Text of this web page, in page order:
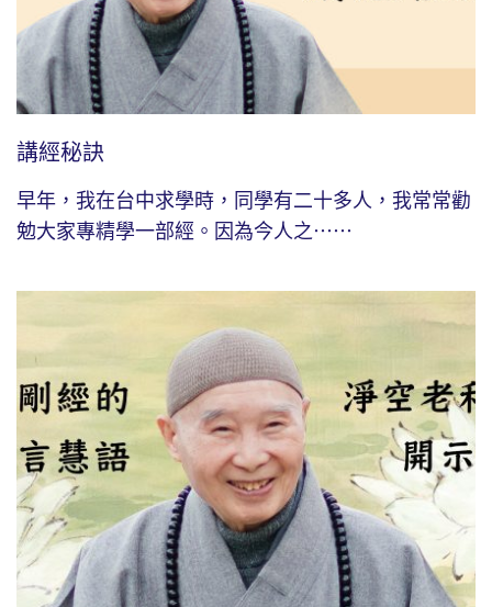
講經秘訣
早年，我在台中求學時，同學有二十多人，我常常勸
勉大家專精學一部經。因為今人之⋯⋯